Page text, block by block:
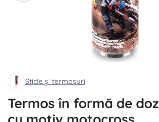
Sticle și termosuri
Termos în formă de